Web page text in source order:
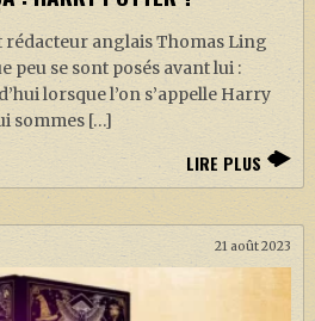
rédacteur anglais Thomas Ling
peu se sont posés avant lui :
lorsque l’on s’appelle Harry
sommes […]
LIRE PLUS
21 août 2023